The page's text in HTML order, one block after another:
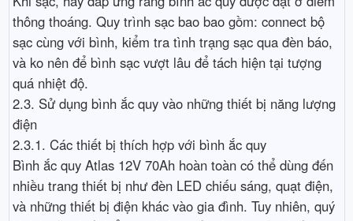
thông thoáng. Quy trình sạc bao bao gồm: connect bộ
sạc cùng với bình, kiểm tra tình trạng sạc qua đèn báo,
và ko nên để bình sạc vượt lâu để tách hiện tại tượng
quá nhiệt độ.
2.3. Sử dụng bình ắc quy vào những thiết bị năng lượng
điện
2.3.1. Các thiết bị thích hợp với bình ắc quy
Bình ắc quy Atlas 12V 70Ah hoàn toàn có thể dùng đến
nhiều trang thiết bị như đèn LED chiếu sáng, quạt điện,
và những thiết bị điện khác vào gia đình. Tuy nhiên, quý